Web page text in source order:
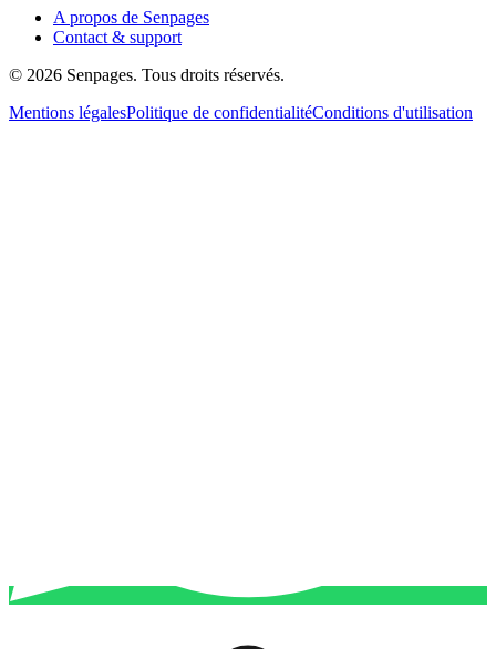
A propos de Senpages
Contact & support
© 2026 Senpages. Tous droits réservés.
Mentions légalesPolitique de confidentialitéConditions d'utilisation